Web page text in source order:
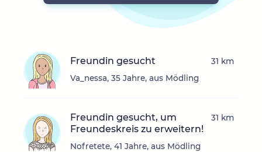
Freundin gesucht
Va_nessa, 35 Jahre, aus Mödling
31 km
Freundin gesucht, um
Freundeskreis zu erweitern!
Nofretete, 41 Jahre, aus Mödling
31 km